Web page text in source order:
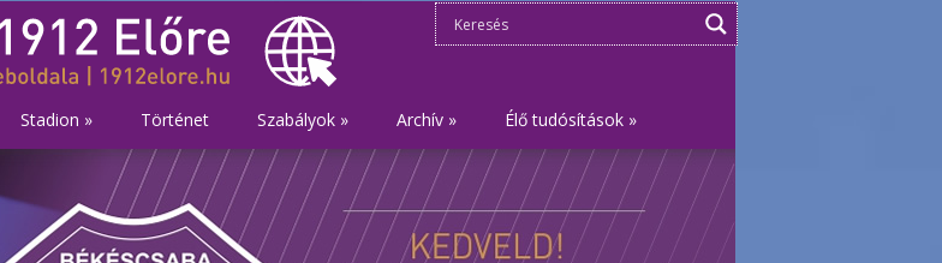
Stadion » Történet Szabályok » Archív » Élő tudósítások »